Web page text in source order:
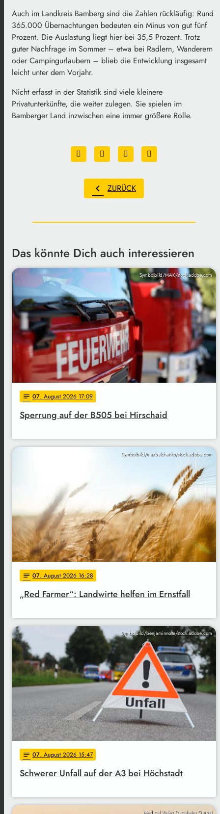
Auch im Landkreis Bamberg sind die Zahlen rückläufig: Rund
365.000 Übernachtungen bedeuten ein Minus von gut fünf
Prozent. Die Auslastung liegt hier bei 35,5 Prozent. Trotz
guter Nachfrage im Sommer – etwa bei Radlern, Wanderern
oder Campingurlaubern – blieb die Entwicklung insgesamt
leicht unter dem Vorjahr.
Nicht erfasst in der Statistik sind viele kleinere
Privatunterkünfte, die weiter zulegen. Sie spielen im
Bamberger Land inzwischen eine immer größere Rolle.
chevron_left ZURÜCK
Das könnte Dich auch interessieren
Symbolbild/MAK/stock.adobe.com
notes 07. August 2026 17:09
Sperrung auf der B505 bei Hirschaid
Symbolbild/maxbelchenko/stock.adobe.com
notes 07. August 2026 16:28
„Red Farmer“: Landwirte helfen im Ernstfall
Symbolbild/benjaminnolte/stock.adobe.com
notes 07. August 2026 15:47
Schwerer Unfall auf der A3 bei Höchstadt
Medical Valley Forchheim GmbH